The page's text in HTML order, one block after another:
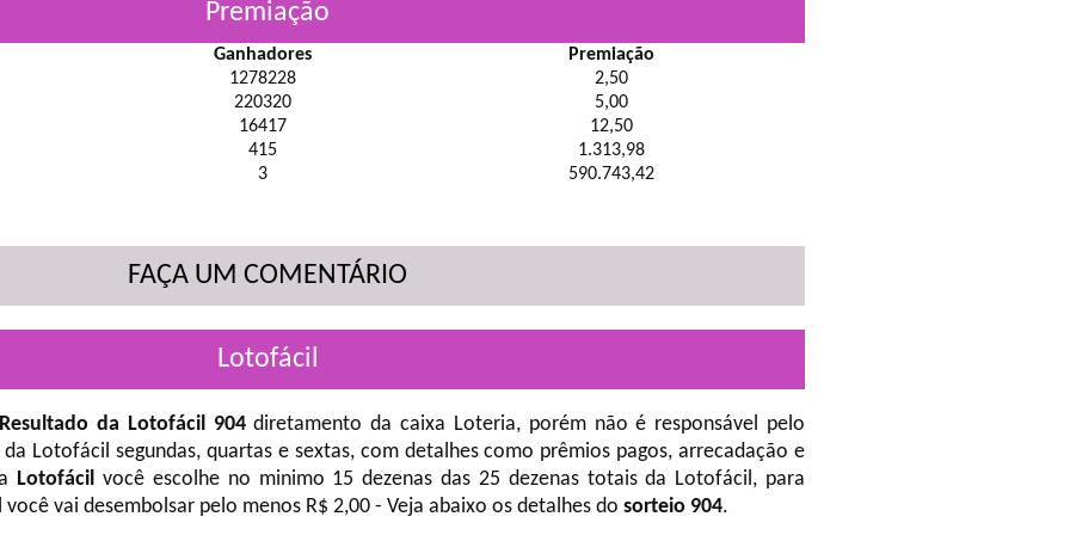
Premiação
Ganhadores
Premiação
1278228
2,50
220320
5,00
16417
12,50
415
1.313,98
3
590.743,42
FAÇA UM COMENTÁRIO
Lotofácil
Resultado da Lotofácil 904diretamento da caixa Loteria, porém não é responsável pelo
da Lotofácil segundas, quartas e sextas, com detalhes como prêmios pagos, arrecadação e
Lotofácil você escolhe no minimo 15 dezenas das 25 dezenas totais da Lotofácil, para
vai desembolsar pelo menos R$ 2,00 - Veja abaixo os detalhes do sorteio 904.